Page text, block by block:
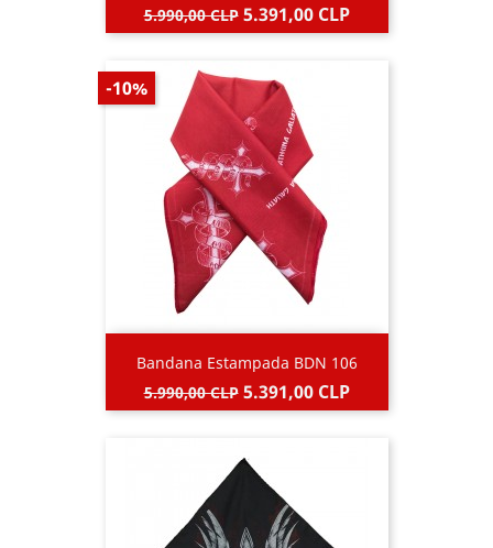
Precio
base
5.990,00 CLP Precio
5.391,00 CLP
Bandana Estampada BDN 106
Precio
base
5.990,00 CLP
-10%
Precio
5.391,00 CLP